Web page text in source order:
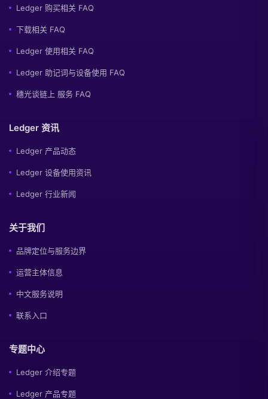
Ledger 购买相关 FAQ
下载相关 FAQ
Ledger 使用相关 FAQ
Ledger 助记词与设备使用 FAQ
穗光谈链上 服务 FAQ
Ledger 资讯
Ledger 产品动态
Ledger 设备使用资讯
Ledger 行业新闻
关于我们
品牌定位与服务边界
运营主体信息
中文服务说明
联系入口
专题中心
Ledger 介绍专题
Ledger 产品专题